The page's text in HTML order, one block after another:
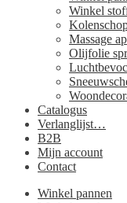
Winkel
Massage
Olijfolie
Catalogus
Verlanglijst…
B2B
Mijn account
Contact
Winkel pannen